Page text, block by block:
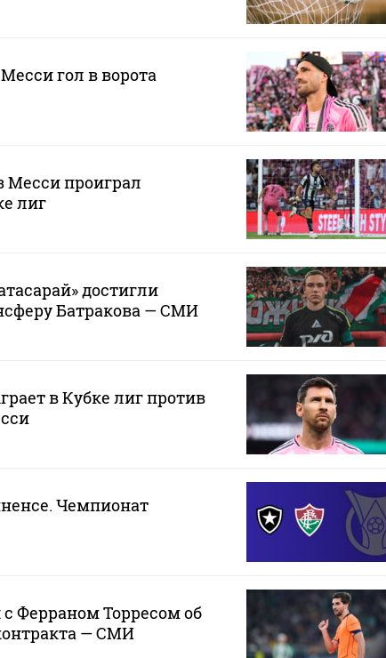
гол в ворота
Месси проиграл
лиг
достигли
Батракова — СМИ
в Кубке лиг против
Чемпионат
Ферраном Торресом об
— СМИ